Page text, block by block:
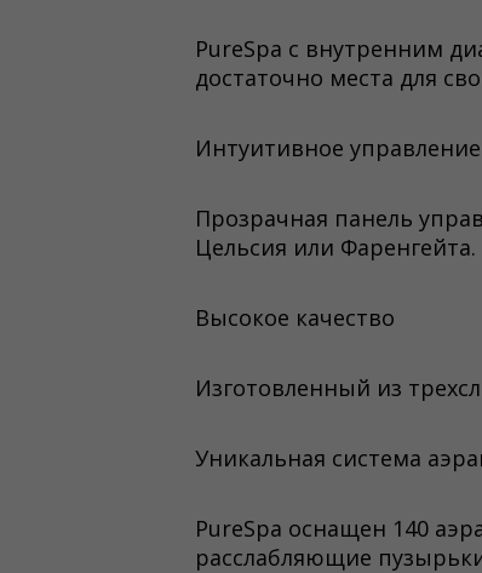
PureSpa с внутренним
достаточно места для
Интуитивное управление
Прозрачная панель
Цельсия или
Высокое качество
Изготовленный из
Уникальная система
PureSpa оснащен 140
расслабляющие